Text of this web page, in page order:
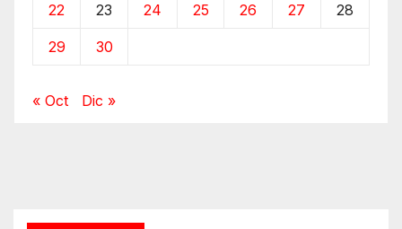
22 23 24 25 26 27 28
29 30
« Oct Dic »